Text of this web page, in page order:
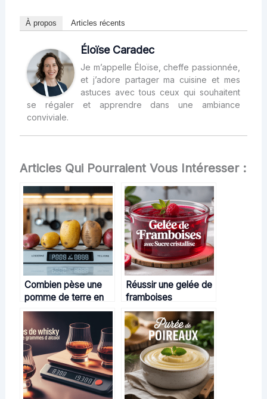
À propos Articles récents
Éloïse Caradec
Je m’appelle Éloïse, cheffe passionnée,
et j’adore partager ma cuisine et mes
astuces avec tous ceux qui souhaitent
se régaler et apprendre dans une ambiance
conviviale.
Articles Qui Pourraient Vous Intéresser :
Combien pèse une
pomme de terre en
cuisine et pourquoi
ce poids importe
Réussir une gelée de
framboises
gourmande avec
sucre cristallisé